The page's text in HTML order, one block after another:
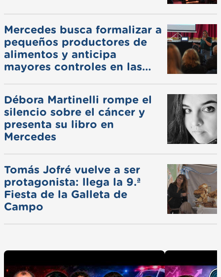
Mercedes busca formalizar a
pequeños productores de
alimentos y anticipa
mayores controles en las
Débora Martinelli rompe el
silencio sobre el cáncer y
presenta su libro en
Mercedes
Tomás Jofré vuelve a ser
protagonista: llega la 9.ª
Fiesta de la Galleta de
Campo